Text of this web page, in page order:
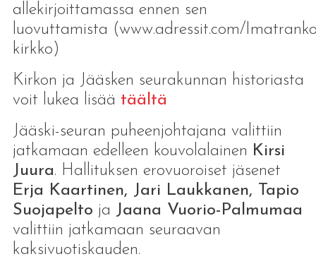
allekirjoittamassa ennen sen
luovuttamista (www.adressit.com/
kirkko)
Kirkon ja Jääsken seurakunnan historiasta
voit lukea lisää täältä
Jääski-seuran puheenjohtajana valittiin
jatkamaan edelleen kouvolalainen Kirsi
Juura. Hallituksen erovuoroiset jäsenet
Erja Kaartinen, Jari Laukkanen, Tapio
Suojapelto ja Jaana Vuorio-Palmumaa
valittiin jatkamaan seuraavan
kaksivuotiskauden.